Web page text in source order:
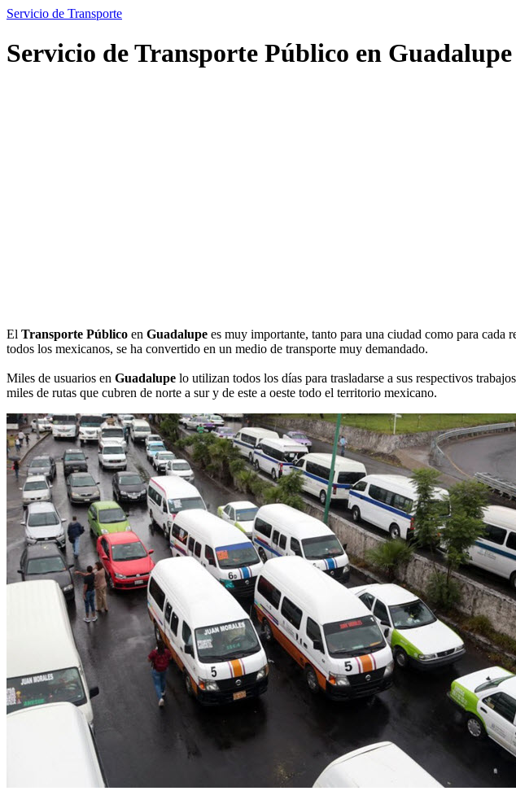
Servicio de Transporte
Servicio de Transporte Público en Guadalupe
El Transporte Público en Guadalupe es muy importante, tanto para una ciudad como para cada
todos los mexicanos, se ha convertido en un medio de transporte muy demandado.
Miles de usuarios en Guadalupe lo utilizan todos los días para trasladarse a sus respectivos
miles de rutas que cubren de norte a sur y de este a oeste todo el territorio mexicano.